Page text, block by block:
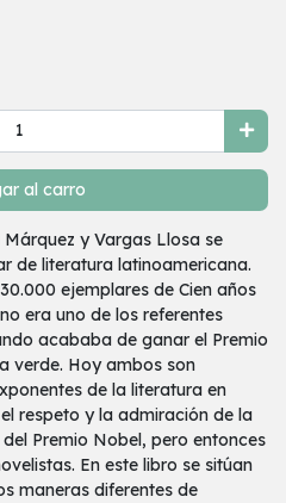
al carro
y Vargas Llosa se
de literatura latinoamericana.
ejemplares de Cien años
era uno de los referentes
acababa de ganar el Premio
verde. Hoy ambos son
de la literatura en
respeto y la admiración de la
Premio Nobel, pero entonces
En este libro se sitúan
maneras diferentes de